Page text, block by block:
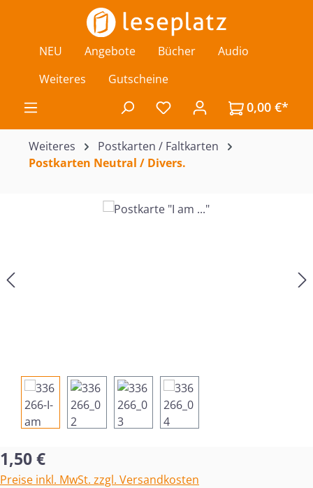
Zum Hauptinhalt springen
NEU Angebote Bücher
Audio
Weiteres
Gutscheine
Du hast 0 Produkte auf
0,00 €*
Weiteres
Postkarten / Faltkarten
Postkarten Neutral / Divers.
Bildergalerie überspringen
Regulärer Preis:
1,50 €
Preise inkl. MwSt. zzgl. Versandkosten